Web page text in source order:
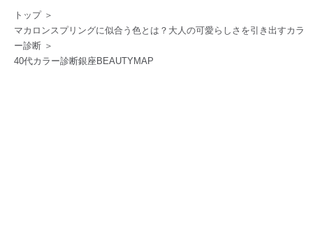
トップ＞
マカロンスプリングに似合う色とは？大人の可愛らしさを引き出すカラ
ー診断 ＞
40代カラー診断銀座BEAUTYMAP